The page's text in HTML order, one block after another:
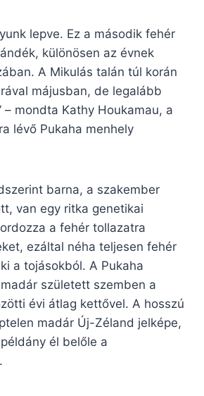
lepve. Ez a második fehér
különösen az évnek
A Mikulás talán túl korán
májusban, de legalább
– mondta Kathy Houkamau, a
lévő Pukaha menhely
barna, a szakember
van egy ritka genetikai
a fehér tollazatra
ezáltal néha teljesen fehér
a tojásokból. A Pukaha
született szemben a
évi átlag kettővel. A hosszú
madár Új-Zéland jelképe,
él belőle a